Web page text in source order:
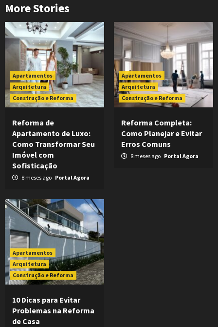
More Stories
Apartamentos
Arquitetura
Construção e Reforma
Reforma de
Apartamento de Luxo:
Como Transformar Seu
Imóvel com
Sofisticação
8 meses ago Portal Agora
Apartamentos
Arquitetura
Construção e Reforma
Reforma Completa:
Como Planejar e Evitar
Erros Comuns
8 meses ago Portal Agora
Apartamentos
Arquitetura
Construção e Reforma
10 Dicas para Evitar
Problemas na Reforma
de Casa